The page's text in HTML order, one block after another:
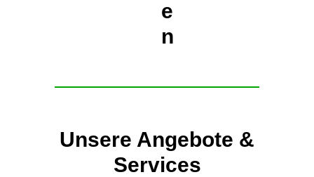
e
n
Unsere Angebote &
Services